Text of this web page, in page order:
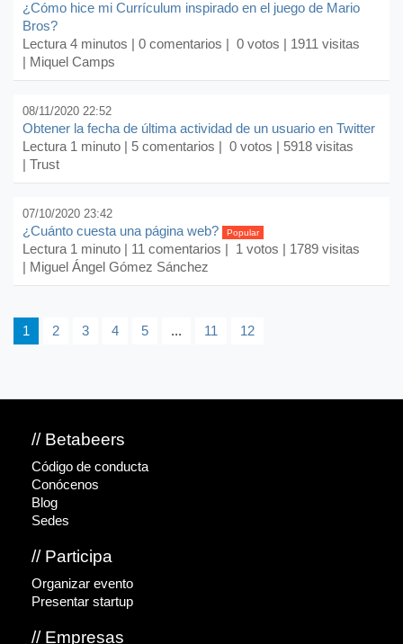
¿Cómo hice mi Currículum inspirado en el juego de Mario
Bros?
Lectura 4 minutos | 0 comentarios | 0 votos | 1911 visitas
| Miquel Camps
08/11/2020 22:52
Obtener la fecha de última actividad de un usuario en Twitter
Lectura 1 minuto | 5 comentarios | 0 votos | 5918 visitas
| Trust
07/10/2020 23:42
¿Cuánto cuesta una página web? Popular
Lectura 1 minuto | 11 comentarios | 1 votos | 1789 visitas
| Miguel Ángel Gómez Sánchez
1 2 3 4 5 ... 11 12
// Betabeers
Código de conducta
Conócenos
Blog
Sedes
// Participa
Organizar evento
Presentar startup
// Empresas